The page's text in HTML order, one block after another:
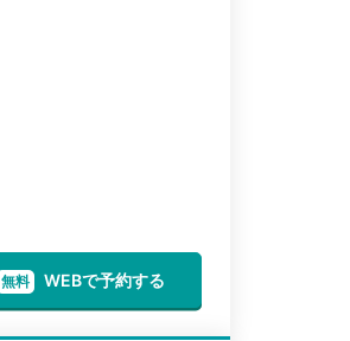
無料 WEBで予約する